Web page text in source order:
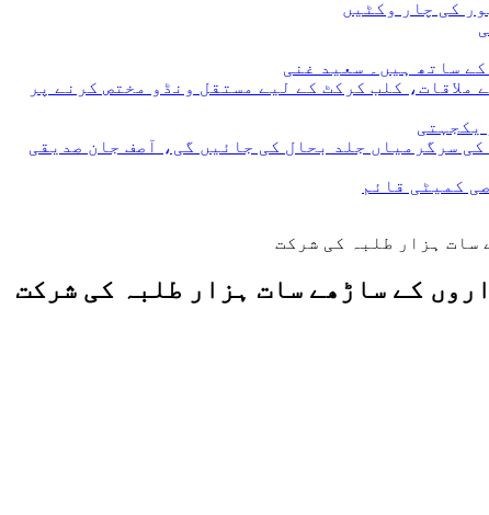
کلب کرکٹ کے لیے مستقل ونڈو مختص کرنے پر
یکجہتی
سرگرمیاں جلد بحال کی جائیں گی، آصف جان صدیقی
کمیٹی قائم